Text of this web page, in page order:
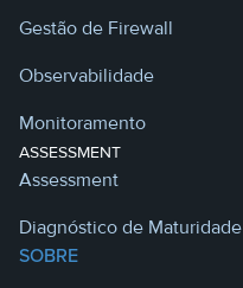
Gestão de Firewall
Observabilidade
Monitoramento
ASSESSMENT
Assessment
Diagnóstico de Maturidade
SOBRE